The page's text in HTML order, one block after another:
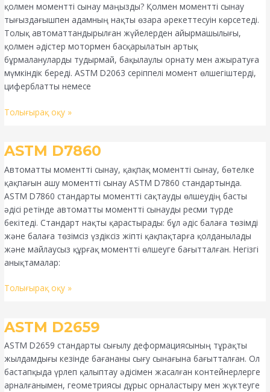
қолмен моментті сынау маңызды? Қолмен моментті сынау
тығыздағышпен адамның нақты өзара әрекеттесуін көрсетеді.
Толық автоматтандырылған жүйелерден айырмашылығы,
қолмен әдістер мотормен басқарылатын артық
бұрмалануларды тудырмай, бақылаулы орнату мен ажыратуға
мүмкіндік береді. ASTM D2063 серіппелі момент өлшегіштерді,
циферблатты немесе
Толығырақ оқу »
ASTM D7860
Автоматты моментті сынау, қақпақ моментті сынау, бөтелке
қақпағын ашу моментті сынау ASTM D7860 стандартында.
ASTM D7860 стандарты моментті сақтауды өлшеудің басты
әдісі ретінде автоматты моментті сынауды ресми түрде
бекітеді. Стандарт нақты қарастырады: бұл әдіс балаға төзімді
және балаға төзімсіз үздіксіз жіпті қақпақтарға қолданылады
және майлаусыз құрғақ моментті өлшеуге бағытталған. Негізгі
анықтамалар:
ASTM
Толығырақ оқу »
ASTM D2659
ASTM D2659 стандарты сығылу деформациясының тұрақты
жылдамдығы кезінде бағананы сығу сынағына бағытталған. Ол
бастапқыда үрлеп қалыптау әдісімен жасалған контейнерлерге
арналғанымен, геометриясы дұрыс орналастыру мен жүктеуге
ASTM